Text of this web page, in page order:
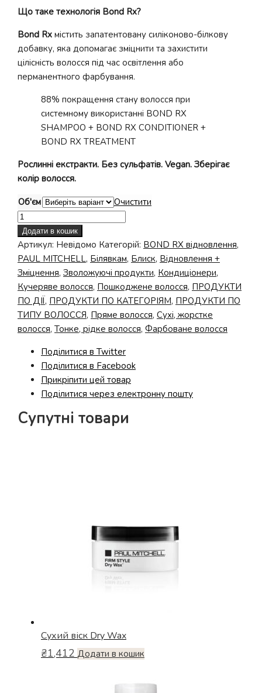
Що таке технологія Bond Rx?
Bond Rx містить запатентовану силіконово-білкову
добавку, яка допомагає зміцнити та захистити
цілісність волосся під час освітлення або
перманентного фарбування.
88% покращення стану волосся при
системному використанні BOND RX
SHAMPOO + BOND RX CONDITIONER +
BOND RX TREATMENT
Рослинні екстракти. Без сульфатiв. Vegan. Зберігає
колір волосся.
Об'єм
Очистити
Кондиціонер
Bond
Rx
Conditioner
кількість
Додати в кошик
Артикул: Невідомо Категорій: BOND RX вiдновлення,
PAUL MITCHELL, Білявкам, Блиск, Відновлення +
Зміцнення, Зволожуючі продукти, Кондиціонери,
Кучеряве волосся, Пошкоджене волосся, ПРОДУКТИ
ПО ДІЇ, ПРОДУКТИ ПО КАТЕГОРІЯМ, ПРОДУКТИ ПО
ТИПУ ВОЛОССЯ, Пряме волосся, Сухі, жорстке
волосся, Тонке, рідке волосся, Фарбоване волосся
Поділитися в Twitter
Поділитися в Facebook
Прикріпити цей товар
Поділитися через електронну пошту
Супутні товари
Сухий віск Dry Wax
₴1,412 Додати в кошик